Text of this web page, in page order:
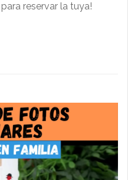
reservar la tuya!